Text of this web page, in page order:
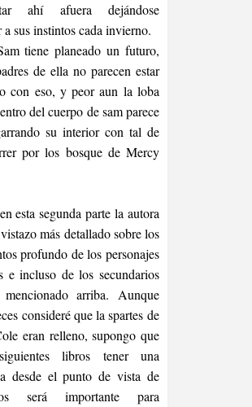
ahí afuera dejándose
a sus instintos cada invierno.
tiene planeado un futuro,
de ella no parecen estar
con eso, y peor aun la loba
del cuerpo de sam parece
su interior con tal de
por los bosque de Mercy
esta segunda parte la autora
más detallado sobre los
profundo de los personajes
e incluso de los secundarios
arriba. Aunque
consideré que la spartes de
eran relleno, supongo que
libros tener una
desde el punto de vista de
será importante para